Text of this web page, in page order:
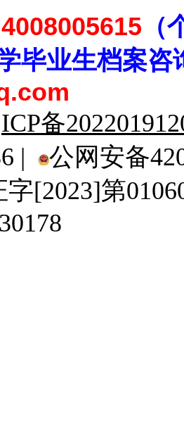
4008005615
学毕业生档案咨
ICP备
|
公网安备
[2023]第